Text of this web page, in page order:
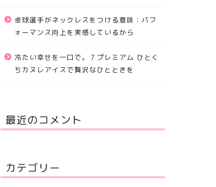
卓球選手がネックレスをつける意味：パフ
ォーマンス向上を実感しているから
冷たい幸せを一口で。７プレミアム ひとく
ちカヌレアイスで贅沢なひとときを
最近のコメント
カテゴリー